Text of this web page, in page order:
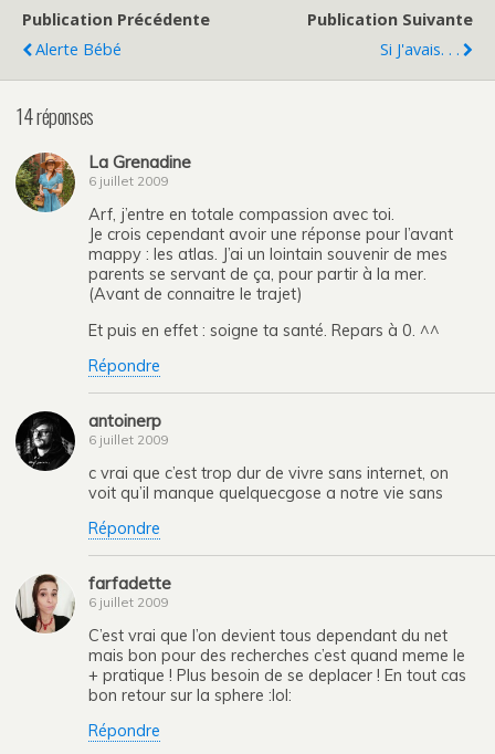
Publication Précédente
Alerte Bébé
Publication Suivante
Si J'avais. . .
14 réponses
La Grenadine
6 juillet 2009
Arf, j’entre en totale compassion avec toi.
Je crois cependant avoir une réponse pour l’avant
mappy : les atlas. J’ai un lointain souvenir de mes
parents se servant de ça, pour partir à la mer.
(Avant de connaitre le trajet)
Et puis en effet : soigne ta santé. Repars à 0. ^^
Répondre
antoinerp
6 juillet 2009
c vrai que c’est trop dur de vivre sans internet, on
voit qu’il manque quelquecgose a notre vie sans
Répondre
farfadette
6 juillet 2009
C’est vrai que l’on devient tous dependant du net
mais bon pour des recherches c’est quand meme le
+ pratique ! Plus besoin de se deplacer ! En tout cas
bon retour sur la sphere :lol:
Répondre